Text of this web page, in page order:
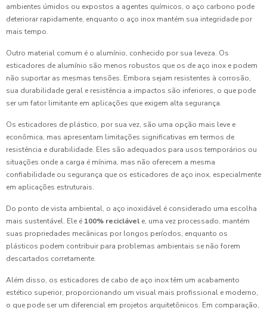
ambientes úmidos ou expostos a agentes químicos, o aço carbono pode
deteriorar rapidamente, enquanto o aço inox mantém sua integridade por
mais tempo.
Outro material comum é o alumínio, conhecido por sua leveza. Os
esticadores de alumínio são menos robustos que os de aço inox e podem
não suportar as mesmas tensões. Embora sejam resistentes à corrosão,
sua durabilidade geral e resistência a impactos são inferiores, o que pode
ser um fator limitante em aplicações que exigem alta segurança.
Os esticadores de plástico, por sua vez, são uma opção mais leve e
econômica, mas apresentam limitações significativas em termos de
resistência e durabilidade. Eles são adequados para usos temporários ou
situações onde a carga é mínima, mas não oferecem a mesma
confiabilidade ou segurança que os esticadores de aço inox, especialmente
em aplicações estruturais.
Do ponto de vista ambiental, o aço inoxidável é considerado uma escolha
mais sustentável. Ele é 100% reciclável e, uma vez processado, mantém
suas propriedades mecânicas por longos períodos, enquanto os
plásticos podem contribuir para problemas ambientais se não forem
descartados corretamente.
Além disso, os esticadores de cabo de aço inox têm um acabamento
estético superior, proporcionando um visual mais profissional e moderno,
o que pode ser um diferencial em projetos arquitetônicos. Em comparação,